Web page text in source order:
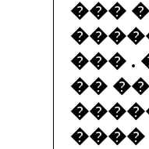
���
��� .
��
����